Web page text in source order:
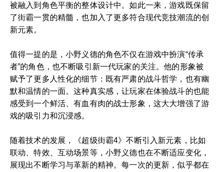
被融入到角色平衡的整体设计中。如此一来，游戏既保留
了街霸一贯的精髓，也加入了更多符合现代竞技潮流的创
新元素。
值得一提的是，小野义德的角色不仅在游戏中扮演“传承
者”的角色，也不断吸引新一代玩家的关注。他的形象被
赋予了更多人性化的细节：既有严肃的战斗哲学，也有幽
默和温情的一面。这种真实感，让玩家在体验战斗的也能
感受到一个鲜活、有血有肉的战士形象，这大大增强了游
戏的吸引力和沉浸感。
随着技术的发展，《超级街霸4》不断引入新元素，比如
联动、特效、互动场景等，小野义德也在不断适应变化，
展现出不断学习与革新的精神。每一次的更新，似乎都在